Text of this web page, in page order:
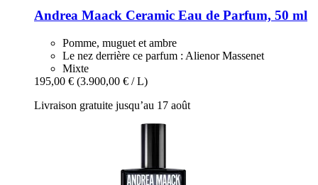
Andrea Maack Ceramic Eau de Parfum, 50 ml
Pomme, muguet et ambre
Le nez derrière ce parfum : Alienor Massenet
Mixte
195,00 € (3.900,00 € / L)
Livraison gratuite jusqu’au 17 août